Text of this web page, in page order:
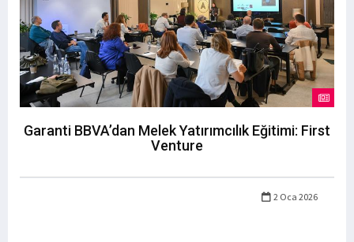
Garanti BBVA’dan Melek Yatırımcılık Eğitimi: First
Venture
2 Oca 2026